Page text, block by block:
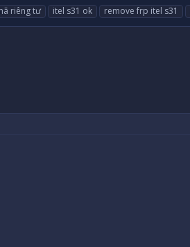
riêng tư itel s31 ok remove frp itel s31